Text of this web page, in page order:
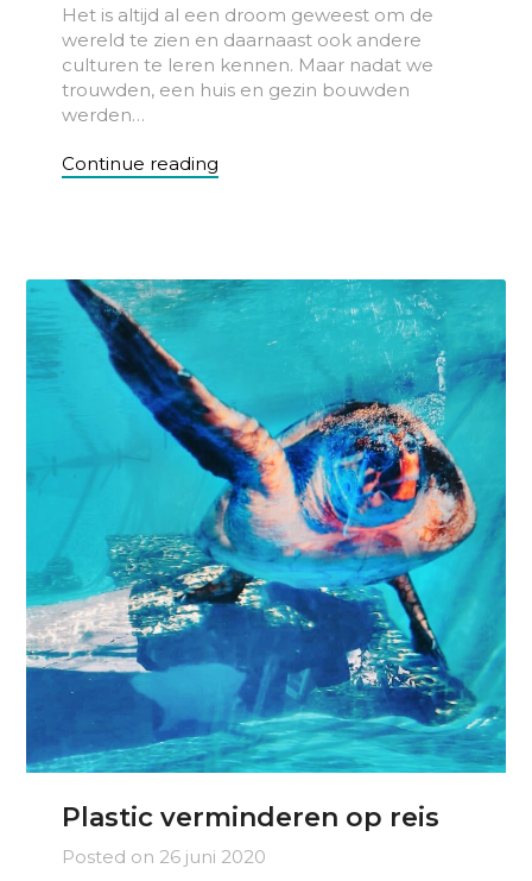
Het is altijd al een droom geweest om de
wereld te zien en daarnaast ook andere
culturen te leren kennen. Maar nadat we
trouwden, een huis en gezin bouwden
werden…
Continue reading
Plastic verminderen op reis
Posted on 26 juni 2020